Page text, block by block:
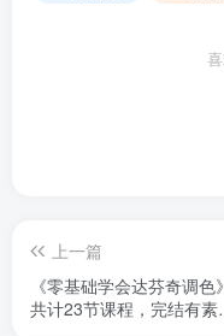
上一篇
《零基础学会达芬奇调色》
共计23节课程，完结有素